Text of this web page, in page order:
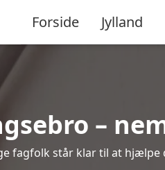
Forside Jylland
–
fagfolk står klar til at